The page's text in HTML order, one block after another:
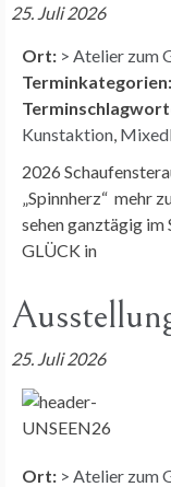
25. Juli 2026
Ort: > Atelier zum
Terminkategorien:
Kunstaktion,
2026
„Spinnherz“ mehr
sehen ganztägig im
GLÜCK in
25. Juli 2026
Ort: > Atelier zum